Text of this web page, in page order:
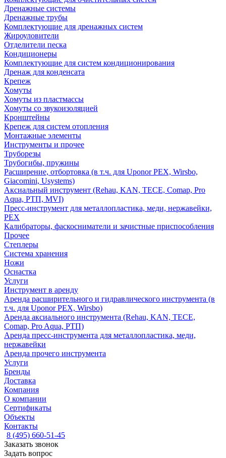
Дренажные системы
Дренажные трубы
Комплектующие для дренажных систем
Жироуловители
Отделители песка
Кондиционеры
Комплектующие для систем кондиционирования
Дренаж для конденсата
Крепеж
Хомуты
Хомуты из пластмассы
Хомуты со звукоизоляцией
Кронштейны
Крепеж для систем отопления
Монтажные элементы
Инструменты и прочее
Труборезы
Трубогибы, пружины
Расширение, отбортовка (в т.ч. для Uponor PEX, Wirsbo,
Giacomini, Usystems)
Аксиальный инструмент (Rehau, KAN, TECE, Comap, Pro
Aqua, РТП, MVI)
Пресс-инструмент для металлопластика, меди, нержавейки,
PEX
Калибраторы, фаскосниматели и зачистные приспособления
Прочее
Степлеры
Система хранения
Ножи
Оснастка
Услуги
Инструмент в аренду
Аренда расширительного и гидравлического инструмента (в
т.ч. для Uponor PEX, Wirsbo)
Аренда аксиального инструмента (Rehau, KAN, TECE,
Comap, Pro Aqua, РТП)
Аренда пресс-инструмента для металлопластика, меди,
нержавейки
Аренда прочего инструмента
Услуги
Бренды
Доставка
Компания
О компании
Сертификаты
Объекты
Контакты
8 (495) 660-51-45
Заказать звонок
Задать вопрос